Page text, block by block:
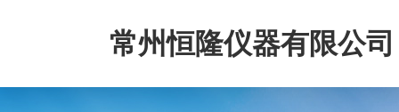
常州恒隆仪器有限公司